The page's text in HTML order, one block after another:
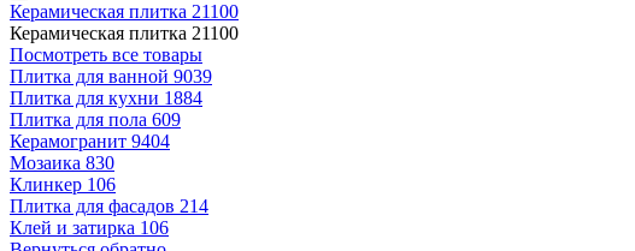
Керамическая плитка 21100
Керамическая плитка 21100
Посмотреть все товары
Плитка для ванной 9039
Плитка для кухни 1884
Плитка для пола 609
Керамогранит 9404
Мозаика 830
Клинкер 106
Плитка для фасадов 214
Клей и затирка 106